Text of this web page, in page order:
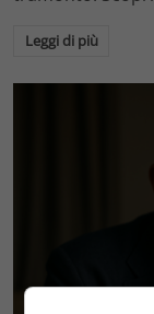
Leggi di più